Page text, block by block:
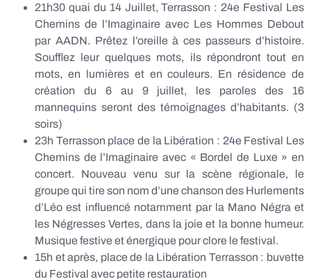
21h30 quai du 14 Juillet, Terrasson : 24e Festival Les
Chemins de l’Imaginaire avec Les Hommes Debout
par AADN. Prêtez l’oreille à ces passeurs d’histoire.
Soufflez leur quelques mots, ils répondront tout en
mots, en lumières et en couleurs. En résidence de
création du 6 au 9 juillet, les paroles des 16
mannequins seront des témoignages d’habitants. (3
soirs)
23h Terrasson place de la Libération : 24e Festival Les
Chemins de l’Imaginaire avec « Bordel de Luxe » en
concert. Nouveau venu sur la scène régionale, le
groupe qui tire son nom d’une chanson des Hurlements
d’Léo est influencé notamment par la Mano Négra et
les Négresses Vertes, dans la joie et la bonne humeur.
Musique festive et énergique pour clore le festival.
15h et après, place de la Libération Terrasson : buvette
du Festival avec petite restauration